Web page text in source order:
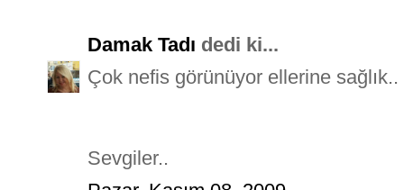
Damak Tadı dedi ki...
Çok nefis görünüyor ellerine sağlık..
Sevgiler..